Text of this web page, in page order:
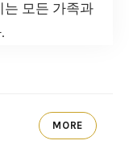
는 모든 가족과
MORE